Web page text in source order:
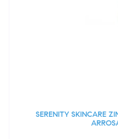
SERENITY SKINCARE